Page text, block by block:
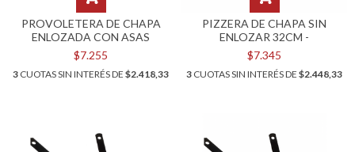
PROVOLETERA DE CHAPA
ENLOZADA CON ASAS
$7.255
3 CUOTAS SIN INTERÉS DE $2.418,33
PIZZERA DE CHAPA SIN
ENLOZAR 32CM -
$7.345
3 CUOTAS SIN INTERÉS DE $2.448,33